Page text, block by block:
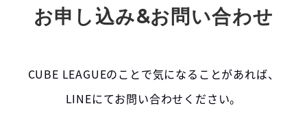
お申し込み&お問い合わせ
CUBE LEAGUEのことで気になることがあれば、
LINEにてお問い合わせください。